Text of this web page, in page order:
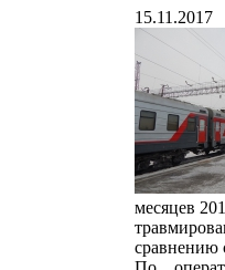
15.11.2017
месяцев
сравнению